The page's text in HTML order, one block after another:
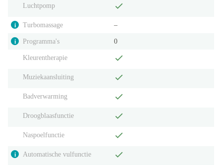
Luchtpomp
i Turbomassage ‒
i Programma's 0
Kleurentherapie
Muziekaansluiting
Badverwarming
Droogblaasfunctie
Naspoelfunctie
i Automatische vulfunctie